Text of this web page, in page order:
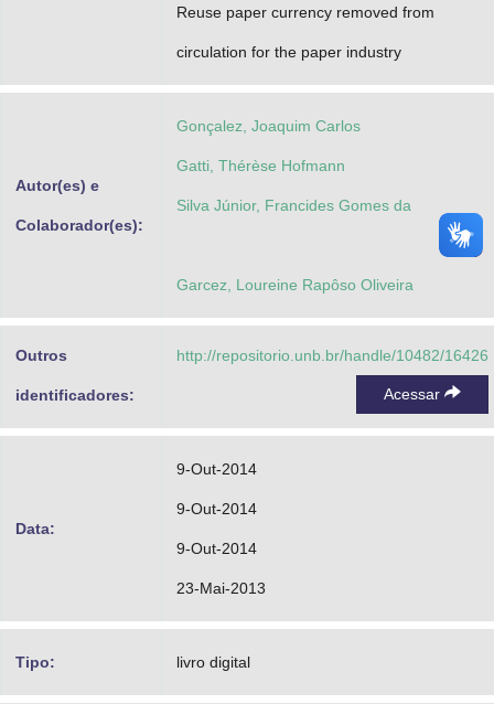
Reuse paper currency removed from
circulation for the paper industry
Autor(es) e
Colaborador(es):
Gonçalez, Joaquim Carlos
Gatti, Thérèse Hofmann
Silva Júnior, Francides Gomes da
Garcez, Loureine Rapôso Oliveira
Outros
identificadores:
http://repositorio.unb.br/handle/10482/16426
Acessar
Data:
9-Out-2014
9-Out-2014
9-Out-2014
23-Mai-2013
Tipo: livro digital